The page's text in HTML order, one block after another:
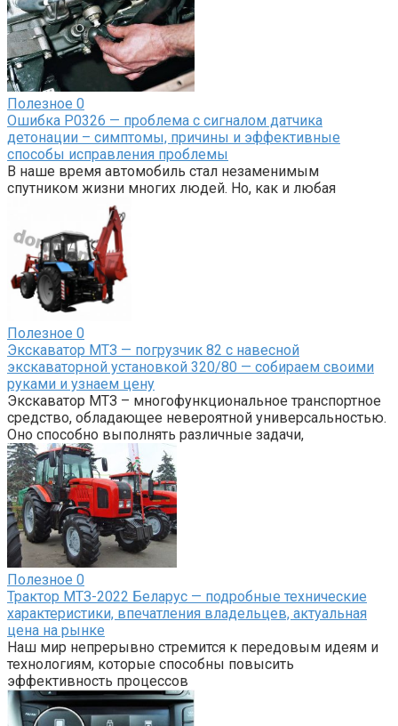
Полезное 0
Ошибка P0326 — проблема с сигналом датчика
детонации – симптомы, причины и эффективные
способы исправления проблемы
В наше время автомобиль стал незаменимым
спутником жизни многих людей. Но, как и любая
Полезное 0
Экскаватор МТЗ — погрузчик 82 с навесной
экскаваторной установкой 320/80 — собираем своими
руками и узнаем цену
Экскаватор МТЗ – многофункциональное транспортное
средство, обладающее невероятной универсальностью.
Оно способно выполнять различные задачи,
Полезное 0
Трактор МТЗ-2022 Беларус — подробные технические
характеристики, впечатления владельцев, актуальная
цена на рынке
Наш мир непрерывно стремится к передовым идеям и
технологиям, которые способны повысить
эффективность процессов